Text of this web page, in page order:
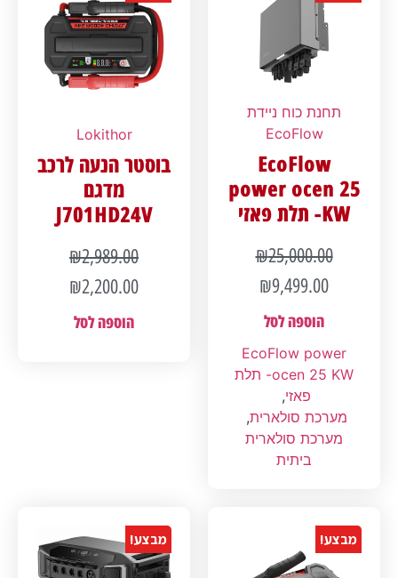
תחנת כוח ניידת
EcoFlow
EcoFlow
power ocen 25
KW- תלת פאזי
₪25,000.00
₪9,499.00
הוספה לסל
EcoFlow power
ocen 25 KW- תלת
פאזי,
מערכת סולארית,
מערכת סולארית
ביתית
Lokithor
בוסטר הנעה לרכב
מדגם
J701HD24V
₪2,989.00
₪2,200.00
הוספה לסל
מבצע! מבצע!